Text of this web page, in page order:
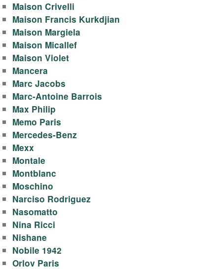
Maison Crivelli
Maison Francis Kurkdjian
Maison Margiela
Maison Micallef
Maison Violet
Mancera
Marc Jacobs
Marc-Antoine Barrois
Max Philip
Memo Paris
Mercedes-Benz
Mexx
Montale
Montblanc
Moschino
Narciso Rodriguez
Nasomatto
Nina Ricci
Nishane
Nobile 1942
Orlov Paris